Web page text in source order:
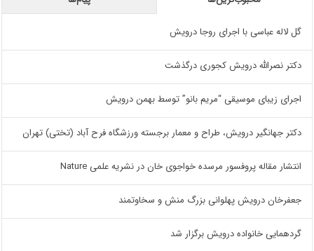
گل لاله عباسی با اجرای روجا درویش
دکتر نصرالله درویش کجوری درگذشت
اجرای زیبای موسیقی “مریم بانو” توسط بهمن درویش
دکتر جهانگیر درویش، طراح و معمار برجسته ورزشگاه فرح آباد (تختی) تهران
انتشار مقاله پروفسور مرسده خواجوی خان در نشریه علمی Nature
جعفرخان درویش پهلوانی بزرگ منش و سخاوتمند
گردهمایی خانواده درویش برگزار شد